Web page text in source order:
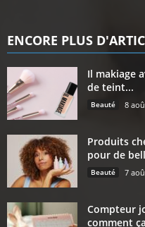
ENCORE PLUS
Il makiage
de teint...
Beauté 8
Produits
pour de
Beauté 7
Compteur
comment